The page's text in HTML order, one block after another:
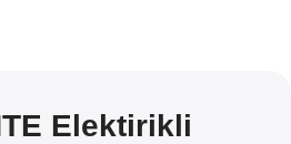
Elektirikli